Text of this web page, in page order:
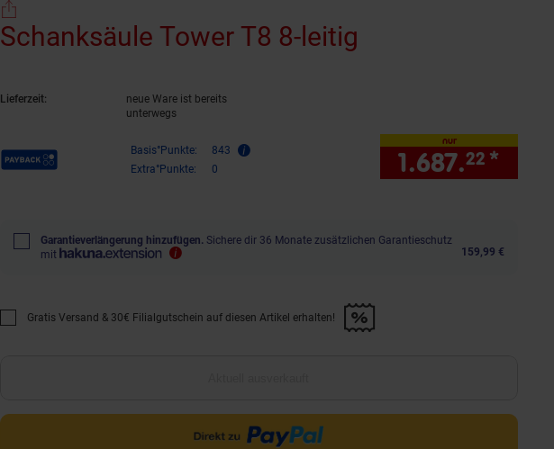
Schanksäule Tower T8 8-leitig
Lieferzeit:
neue Ware ist bereits
unterwegs
Payback Punkte Basis°Punkte:
843
Extra°Punkte:
0
nur
1.687.22 *
Garantieverlängerung hinzufügen. Sichere dir 36 Monate zusätzlichen Garantieschutz
mit
159,99 €
Promotion "Gratis Versand &amp; 30€ Filialgutschein auf diesen Artikel erhalten!" anwenden
Gratis Versand & 30€ Filialgutschein auf diesen Artikel erhalten!